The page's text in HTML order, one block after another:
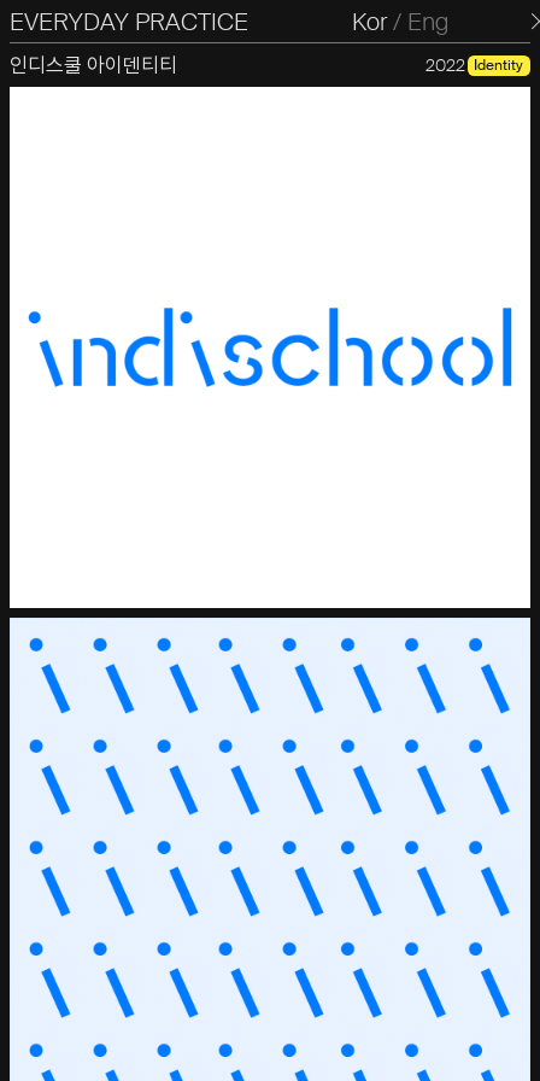
EVERYDAY PRACTICE
일상의실천 Kor/ Eng
인디스쿨 아이덴티티 2022 Identity